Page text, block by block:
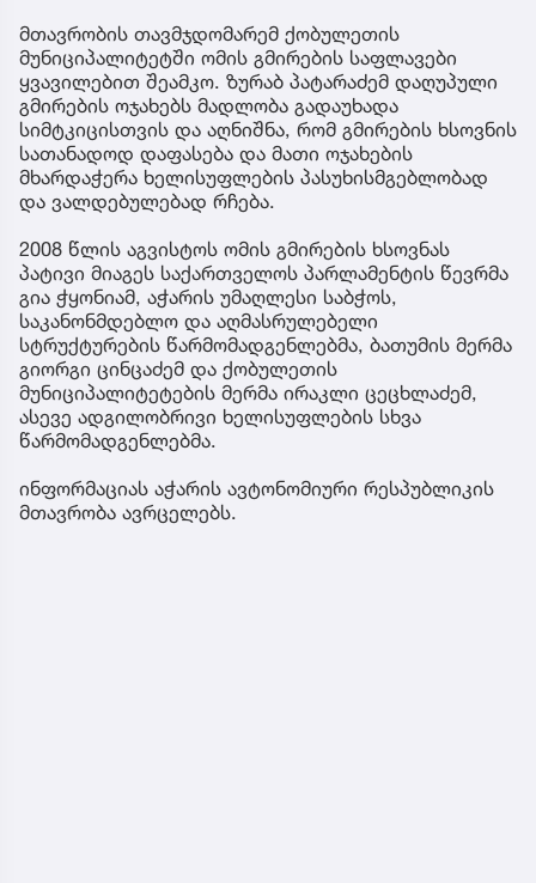
მთავრობის თავმჯდომარემ ქობულეთის
მუნიციპალიტეტში ომის გმირების საფლავები
ყვავილებით შეამკო. ზურაბ პატარაძემ დაღუპული
გმირების ოჯახებს მადლობა გადაუხადა
სიმტკიცისთვის და აღნიშნა, რომ გმირების ხსოვნის
სათანადოდ დაფასება და მათი ოჯახების
მხარდაჭერა ხელისუფლების პასუხისმგებლობად
და ვალდებულებად რჩება.
2008 წლის აგვისტოს ომის გმირების ხსოვნას
პატივი მიაგეს საქართველოს პარლამენტის წევრმა
გია ჭყონიამ, აჭარის უმაღლესი საბჭოს,
საკანონმდებლო და აღმასრულებელი
სტრუქტურების წარმომადგენლებმა, ბათუმის მერმა
გიორგი ცინცაძემ და ქობულეთის
მუნიციპალიტეტების მერმა ირაკლი ცეცხლაძემ,
ასევე ადგილობრივი ხელისუფლების სხვა
წარმომადგენლებმა.
ინფორმაციას აჭარის ავტონომიური რესპუბლიკის
მთავრობა ავრცელებს.